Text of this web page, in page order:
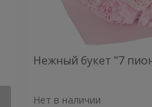
Нежный букет "7
Нет в наличии